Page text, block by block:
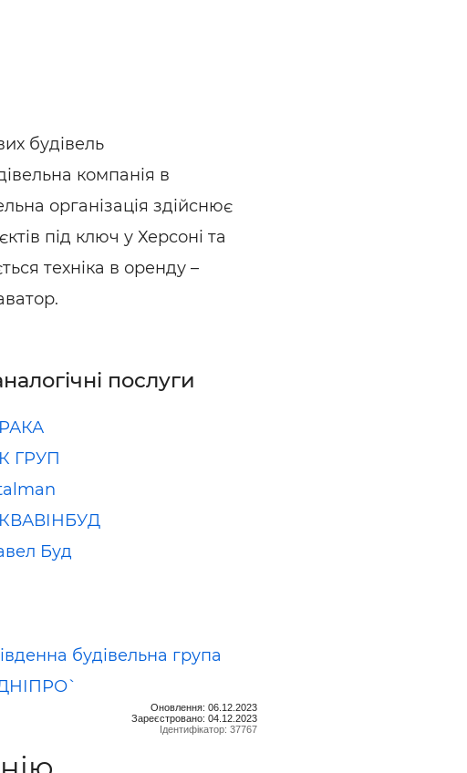
будівель
компанія в
організація здійснює
під ключ у Херсоні та
техніка в оренду –
послуги
ГРУП
Буд
будівельна група
Оновлення: 06.12.2023
Зареєстровано: 04.12.2023
Ідентифікатор: 37767